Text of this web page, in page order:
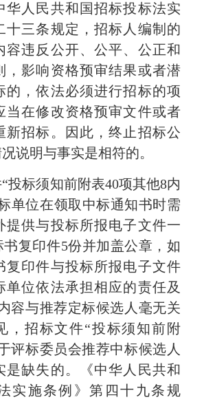
华人民共和国招标投标法实
十三条规定，招标人编制的
容违反公开、公平、公正和
，影响资格预审结果或者潜
的，依法必须进行招标的项
当在修改资格预审文件或者
新招标。因此，终止招标公
说明与事实是相符的。
标须知前附表40项其他8内
单位在领取中标通知书时需
提供与投标所报电子文件一
复印件5份并加盖公章，如
复印件与投标所报电子文件
单位依法承担相应的责任及
容与推荐定标候选人毫无关
，招标文件“投标须知前附
评标委员会推荐中标候选人
是缺失的。《中华人民共和
实施条例》第四十九条规